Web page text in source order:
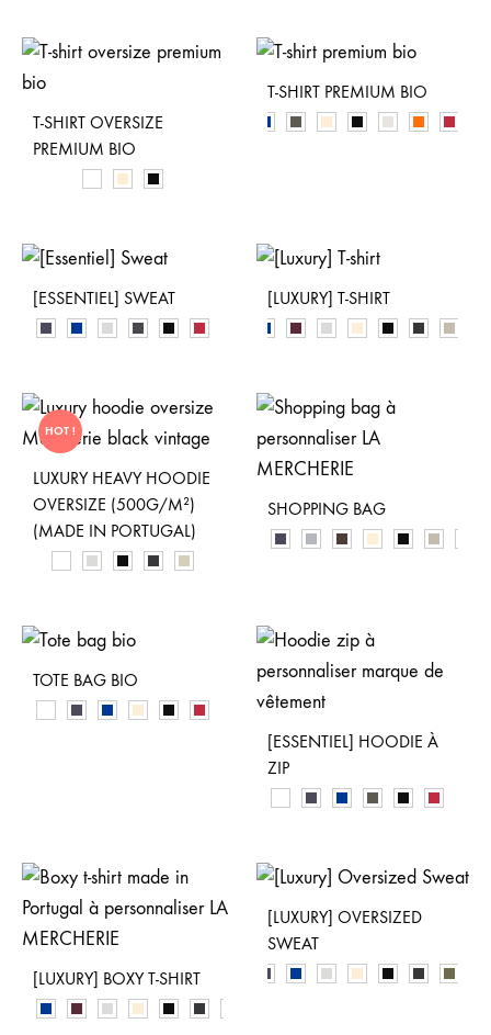
T-SHIRT OVERSIZE
PREMIUM BIO
T-SHIRT PREMIUM BIO
[ESSENTIEL] SWEAT [LUXURY] T-SHIRT
HOT !
LUXURY HEAVY HOODIE
OVERSIZE (500G/M²)
(MADE IN PORTUGAL)
SHOPPING BAG
TOTE BAG BIO
[ESSENTIEL] HOODIE À
ZIP
[LUXURY] BOXY T-SHIRT
[LUXURY] OVERSIZED
SWEAT